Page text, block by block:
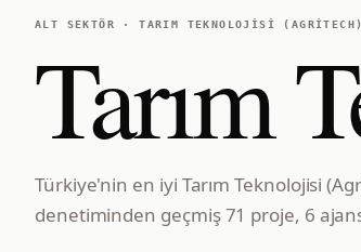
ALT SEKTÖR ·TARIM TEKNOLOJISI (AGRITECH)
Tarım
Türkiye'nin en iyi Tarım Teknolojisi
denetiminden geçmiş 71 proje, 6